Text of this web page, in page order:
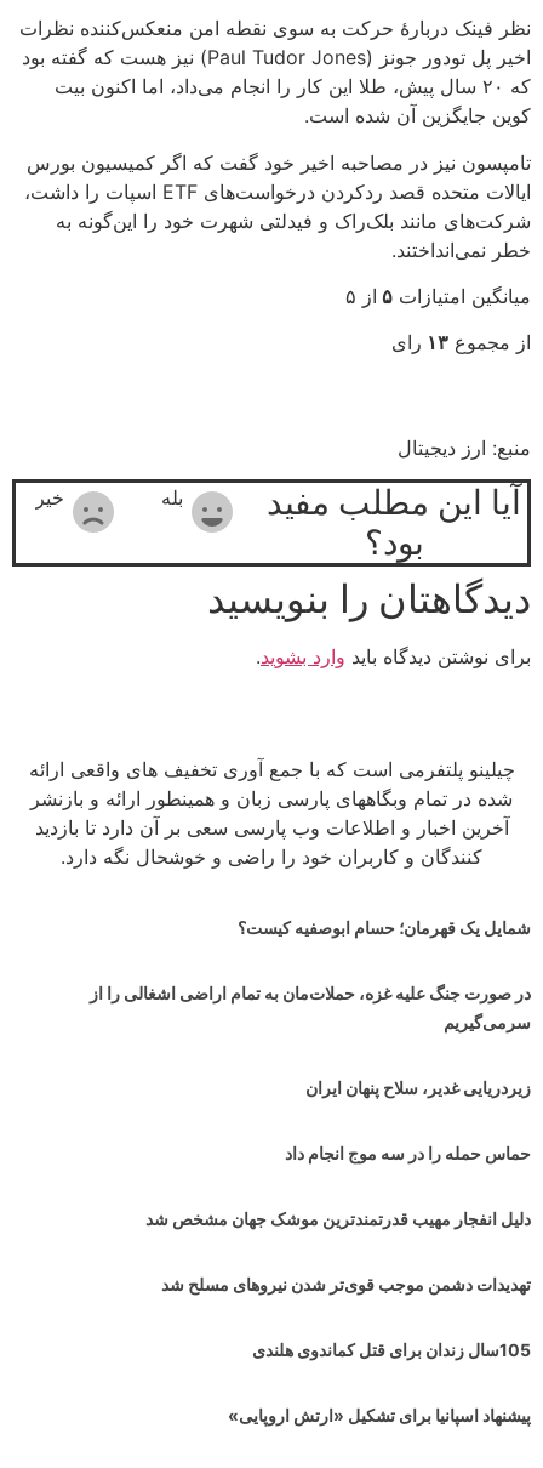
نظر فینک دربارۀ حرکت به سوی نقطه امن منعکس‌کننده نظرات
اخیر پل تودور جونز (Paul Tudor Jones) نیز هست که گفته بود
که ۲۰ سال پیش، طلا این کار را انجام می‌داد، اما اکنون بیت
کوین جایگزین آن شده است.
تامپسون نیز در مصاحبه اخیر خود گفت که اگر کمیسیون بورس
ایالات متحده قصد ردکردن درخواست‌های ETF اسپات را داشت،
شرکت‌های مانند بلک‌راک و فیدلتی شهرت خود را این‌گونه به
خطر نمی‌انداختند.
میانگین امتیازات ۵ از ۵
از مجموع ۱۳ رای
منبع: ارز دیجیتال
آیا این مطلب مفید
بود؟
بله خیر
دیدگاهتان را بنویسید
برای نوشتن دیدگاه باید وارد بشوید.
چیلینو پلتفرمی است که با جمع آوری تخفیف های واقعی ارائه
شده در تمام وبگاههای پارسی زبان و همینطور ارائه و بازنشر
آخرین اخبار و اطلاعات وب پارسی سعی بر آن دارد تا بازدید
کنندگان و کاربران خود را راضی و خوشحال نگه دارد.
شمایل یک قهرمان؛ حسام ابوصفیه کیست؟
در صورت جنگ علیه غزه، حملات‌مان به تمام اراضی اشغالی را از
سرمی‌گیریم
زیردریایی غدیر، سلاح پنهان ایران
حماس حمله را در سه موج انجام داد
دلیل انفجار مهیب قدرتمندترین موشک جهان مشخص شد
تهدیدات دشمن موجب قوی‌تر شدن نیروهای مسلح شد
105سال زندان برای قتل کماندوی هلندی
پیشنهاد اسپانیا برای تشکیل «ارتش اروپایی»